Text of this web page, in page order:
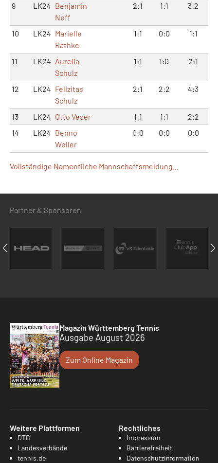
9
LK24 Benjamin
Neff
2:1 1:1 3:2
10 LK24 Marielle
Rathke
1:1 0:0 1:1
11 LK24 Aurelia
Schulz
1:1 1:0 2:1
12 LK24 Felizitas
Schulz
2:1 2:2 4:3
13 LK24 Otto Veser 1:1 1:1
2:2
14
LK24 Benno
Weller
0:0 0:0 0:0
Vollständige Namentliche Mannschaftsmeldung...
Partner & Sponsoren
Magazin Württemberg Tennis
Ausgabe August 2026
Zum Online Magazin
Weitere Plattformen
DTB
Landesverbände
tennis.de
Rechtliches
Impressum
Barrierefreiheit
Datenschutzinformation